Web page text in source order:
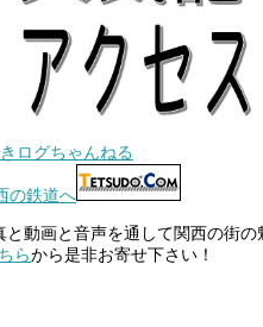
と動画と音声を通して関西の街
らから是非お寄せ下さい！